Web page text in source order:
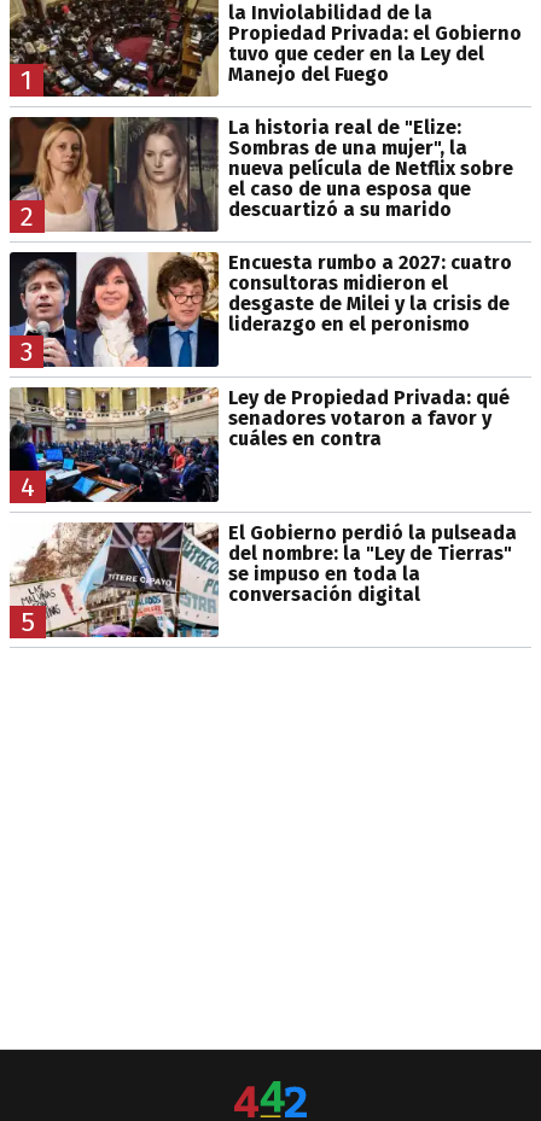
1
la Inviolabilidad de la
Propiedad Privada: el Gobierno
tuvo que ceder en la Ley del
Manejo del Fuego
2
La historia real de "Elize:
Sombras de una mujer", la
nueva película de Netflix sobre
el caso de una esposa que
descuartizó a su marido
3
Encuesta rumbo a 2027: cuatro
consultoras midieron el
desgaste de Milei y la crisis de
liderazgo en el peronismo
4
Ley de Propiedad Privada: qué
senadores votaron a favor y
cuáles en contra
5
El Gobierno perdió la pulseada
del nombre: la "Ley de Tierras"
se impuso en toda la
conversación digital